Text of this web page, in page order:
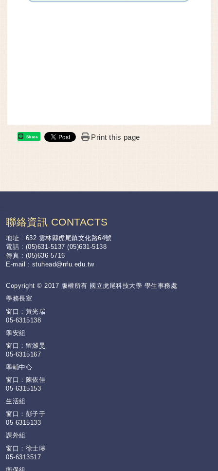
Share Print this page
:::
聯絡資訊 CONTACTS
地址 : 632 雲林縣虎尾鎮文化路64號
電話 : (05)631-5137 (05)631-5138
傳真 : (05)636-5716
E-mail : stuhead@nfu.edu.tw
Copyright © 2017 版權所有 國立虎尾科技大學 學生事務處
學務長室
窗口：黃光瑞
05-6315138
學安組
窗口：留濰旻
05-6315167
學輔中心
窗口：陳依佳
05-6315153
生活組
窗口：彭子于
05-6315133
課外組
窗口：徐士璿
05-6313517